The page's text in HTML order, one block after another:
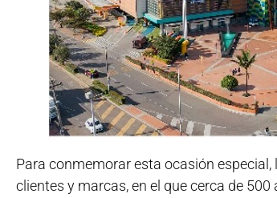
Para conmemorar esta ocasión
clientes y marcas, en el que cerca de